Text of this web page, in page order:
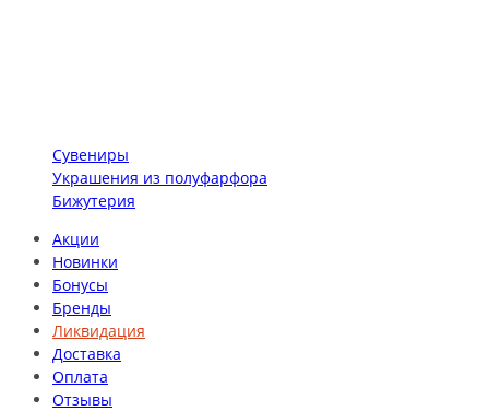
Сувениры
Украшения из полуфарфора
Бижутерия
Акции
Новинки
Бонусы
Бренды
Ликвидация
Доставка
Оплата
Отзывы